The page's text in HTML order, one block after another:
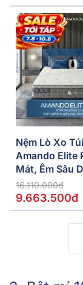
Nệm Lò Xo
Amando Elite
Mát, Êm Sâu
16.110.000đ
9.663.500đ